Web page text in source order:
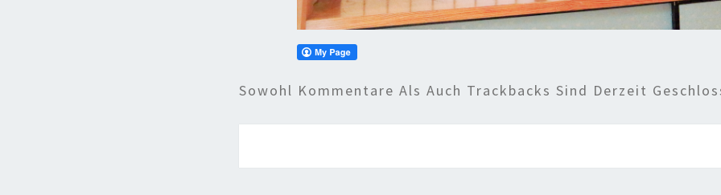
Sowohl Kommentare Als Auch Trackbacks Sind Derzeit